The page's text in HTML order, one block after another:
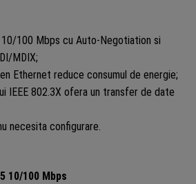
100 Mbps cu Auto-Negotiation si
MDIX;
Ethernet reduce consumul de energie;
IEEE 802.3X ofera un transfer de date
necesita configurare.
10/100 Mbps